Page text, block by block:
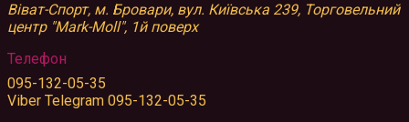
Віват-Спорт, м. Бровари, вул. Київська 239, Торговельний
центр "Mark-Moll", 1й поверх
Телефон
095-132-05-35
Viber Telegram 095-132-05-35